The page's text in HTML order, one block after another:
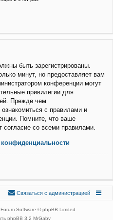
быть зарегистрированы.
минут, но предоставляет вам
конференции могут
привилегии для
Прежде чем
с правилами и
Помните, что ваше
согласие со всеми правилами.
Связаться с администрацией
Software © phpBB Limited
phpBB 3.2 MrGaby